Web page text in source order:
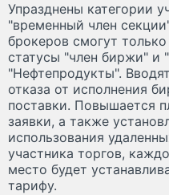
Упразднены категории
"временный член
брокеров смогут
статусы "член биржи" и
"Нефтепродукты".
отказа от исполнения
поставки. Повышается
заявки, а также
использования
участника торгов,
место будет
тарифу.